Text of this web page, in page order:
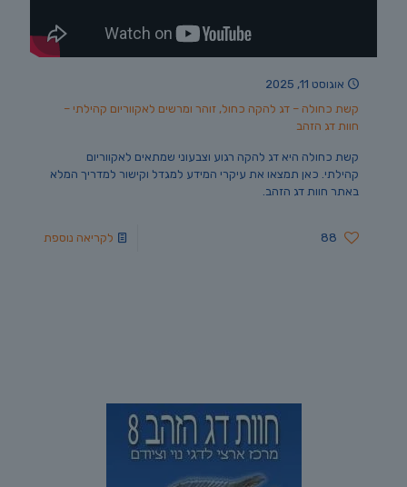
אוגוסט 11, 2025
קשת כחולה – דג להקה כחול, זוהר ומרשים לאקווריום קהילתי –
חוות דג הזהב
קשת כחולה היא דג להקה רגוע וצבעוני שמתאים לאקווריום
קהילתי. כאן תמצאו את עיקרי המידע למגדל וקישור למדריך המלא
באתר חוות דג הזהב.
88 לקריאה נוספת